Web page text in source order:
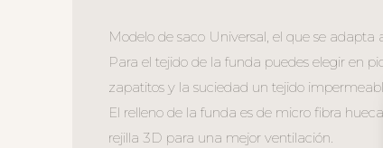
Modelo de saco Universal, el que se adapta
Para el tejido de la funda puedes elegir en
zapatitos y la suciedad un tejido
El relleno de la funda es de micro fibra
rejilla 3D para una mejor ventilación.